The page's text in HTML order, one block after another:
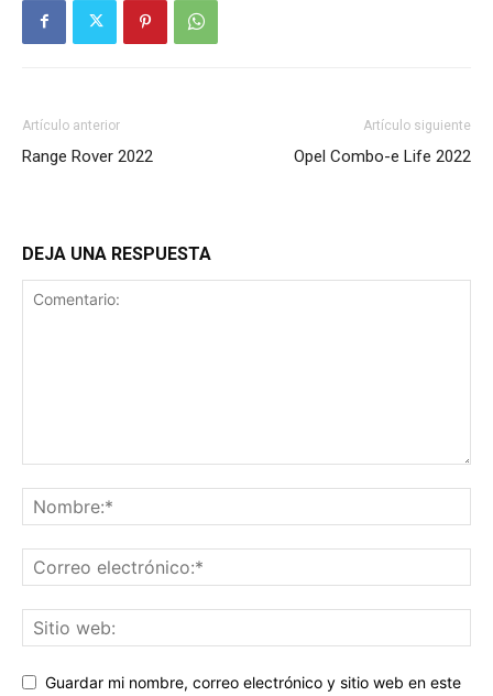
Artículo anterior
Range Rover 2022
Artículo siguiente
Opel Combo-e Life 2022
DEJA UNA RESPUESTA
Guardar mi nombre, correo electrónico y sitio web en este